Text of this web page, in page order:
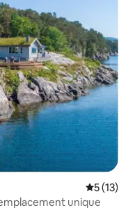
Note
5 (13)
unique